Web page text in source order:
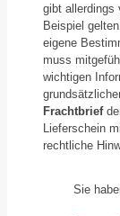
gibt allerdings
Beispiel
eigene
muss
wichtigen
Frachtbrief
Lieferschein
rechtliche
Sie